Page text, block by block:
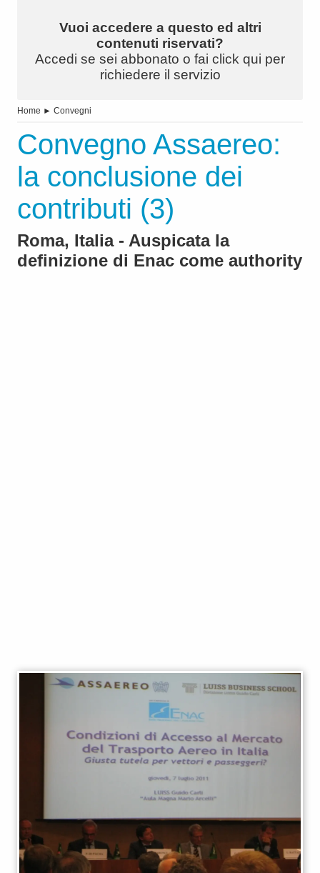
Vuoi accedere a questo ed altri
contenuti riservati?
Accedi se sei abbonato o fai click qui per
richiedere il servizio
Home ► Convegni
Convegno Assaereo:
la conclusione dei
contributi (3)
Roma, Italia - Auspicata la
definizione di Enac come authority